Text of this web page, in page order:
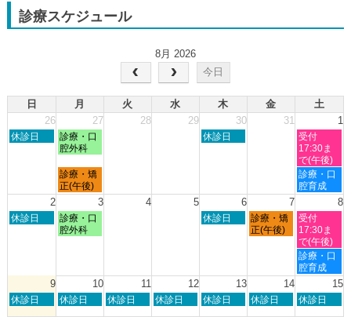
診療スケジュール
8月 2026
今日
日 月 火 水 木 金
土
26
27 28 29 30 31 1
日
26th
休診日
月
曜
7
月
27th
診療・口
腔外科
木
30th
休診日
土
曜
日,
8
月
1st
受付
17:30ま
で(午後)
月
曜
日,
月
27th
診療・矯
正(午後)
土
曜
日,
月
1st
2026
診療・口
腔育成
2 3 4 5 6 7 8
日
2nd
休診日
月
曜
3rd
診療・口
腔外科
木
6th
休診日
金
曜
7th
診療・矯
正(午後)
土
曜
日,
8
月
8th
受付
17:30ま
で(午後)
土
曜
日,
月
診療・口
腔育成
9 10 11 12 13 14 15
日
休診日
月
休診日
火
休診日
水
休診日
木
休診日
金
休診日
土
休診日